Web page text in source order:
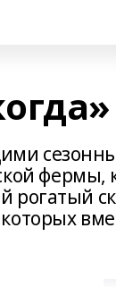
фермы,
рогатый